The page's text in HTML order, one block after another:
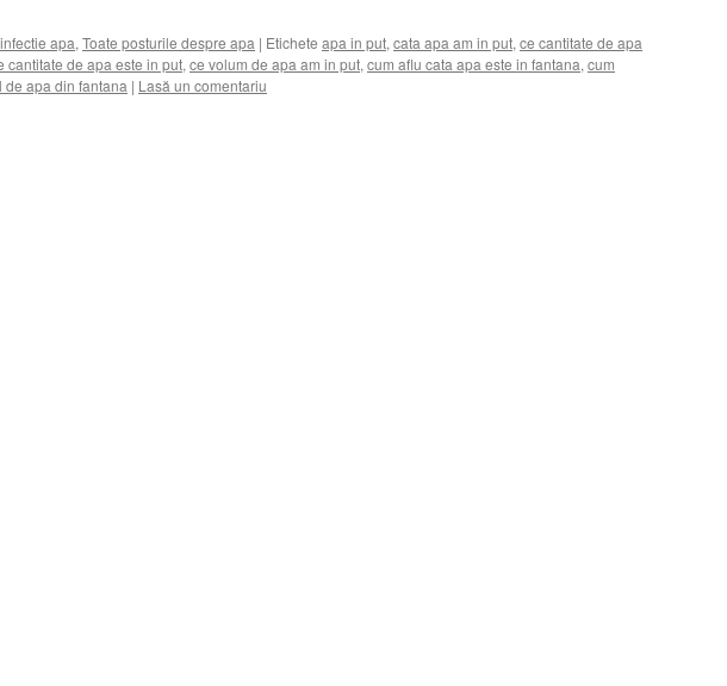
apa, Toate posturile despre apa | Etichete apa in put, cata apa am in put, ce cantitate de apa
cantitate de apa este in put, ce volum de apa am in put, cum aflu cata apa este in fantana, cum
apa din fantana | Lasă un comentariu